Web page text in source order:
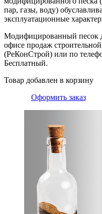
пар, газы, воду)
эксплуатационные
Модифицированный песок
офисе продаж
(РеКонСтрой) или по
Бесплатный.
Товар добавлен в корзину
Оформить заказ